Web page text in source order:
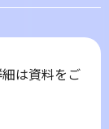
は資料をご